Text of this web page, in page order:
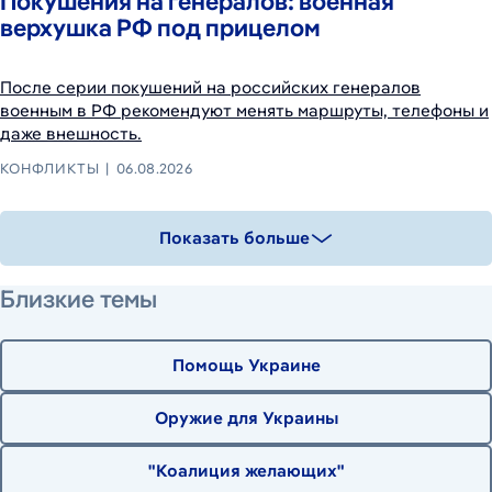
верхушка РФ под прицелом
После серии покушений на российских генералов
военным в РФ рекомендуют менять маршруты, телефоны и
даже внешность.
КОНФЛИКТЫ 06.08.2026
Показать больше
Близкие темы
Помощь Украине
Оружие для Украины
"Коалиция желающих"